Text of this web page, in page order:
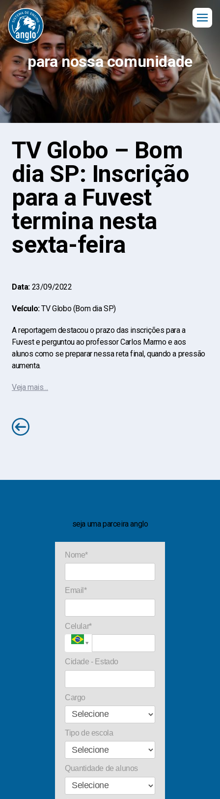
para nossa comunidade
TV Globo – Bom
dia SP: Inscrição
para a Fuvest
termina nesta
sexta-feira
Data: 23/09/2022
Veículo:TV Globo (Bom dia SP)
A reportagem destacou o prazo das inscrições para a
Fuvest e perguntou ao professor Carlos Marmo e aos
alunos como se preparar nessa reta final, quando a pressão
aumenta.
Veja mais…
seja uma parceira anglo
Nome*
Email*
Celular*
Cidade - Estado
Cargo
Tipo de escola
Quantidade de alunos